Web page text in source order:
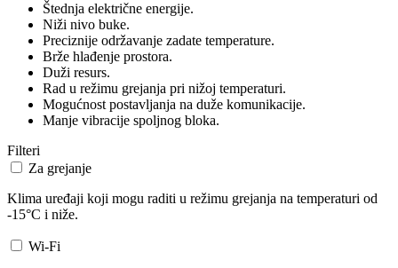
Štednja električne energije.
Niži nivo buke.
Preciznije održavanje zadate temperature.
Brže hlađenje prostora.
Duži resurs.
Rad u režimu grejanja pri nižoj temperaturi.
Mogućnost postavljanja na duže komunikacije.
Manje vibracije spoljnog bloka.
Filteri
Za grejanje
Klima uređaji koji mogu raditi u režimu grejanja na temperaturi od
-15°C i niže.
Wi-Fi